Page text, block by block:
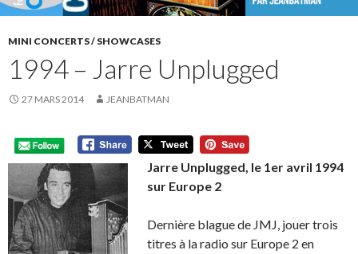
MINI CONCERTS / SHOWCASES
1994 – Jarre Unplugged
27 MARS 2014 JEANBATMAN
Jarre Unplugged, le 1er avril 1994
sur Europe 2
Dernière blague de JMJ, jouer trois
titres à la radio sur Europe 2 en